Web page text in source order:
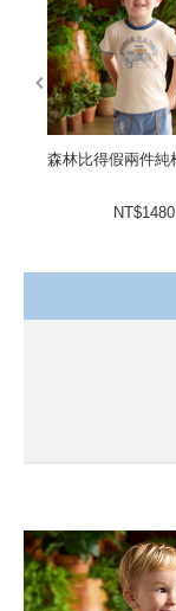
森林比得假兩件純
NT$1480
prev